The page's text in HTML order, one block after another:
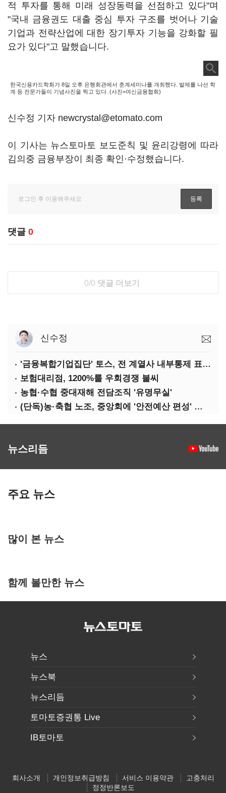
적 투자를 통해 미래 성장동력을 선점하고 있다"며
"국내 금융권도 대출 중심 투자 구조를 벗어나 기술
기업과 전략산업에 대한 장기투자 기능을 강화할 필
요가 있다"고 말했습니다.
한국신용카드학회가 8일 오후 은행회관에서 춘계세미나를 개최했다. 발제를 나선 학
계 등 전문가들이 기념사진을 찍고 있다. (사진=여신금융협회)
신수정 기자 newcrystal@etomato.com
이 기사는 뉴스토마토 보도준칙 및 윤리강령에 따라
김의중 금융부장이 최종 확인·수정했습니다.
댓글 0
0/0 댓글 더보기
신수정
'금융복합기업집단' 토스, 전 계열사 내부통제 표준화
보험대리점, 1200%룰 우회경쟁 불씨
농협·수협 중대재해 전담조직 '유명무실'
(단독)농·축협 노조, 중앙회에 '안전예산 편성' 요구
뉴스리듬
주요 뉴스
많이 본 뉴스
함께 볼만한 뉴스
뉴스
뉴스북
뉴스리듬
토마토증권통 Live
IB토마토
회사소개 개인정보취급방침 서비스 이용약관
고충처리
정정반론보도